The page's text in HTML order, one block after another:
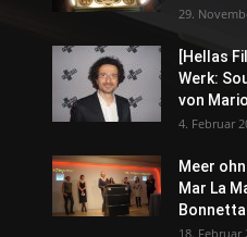
29.
[Hellas
Werk:
von
4. Februar
Meer
Mar La
18. Februar